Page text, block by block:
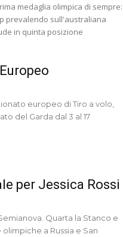
medaglia olimpica di sempre:
prevalendo sull'australiana
in quinta posizione
europeo di Tiro a volo,
del Garda dal 3 al 17
per Jessica Rossi
Quarta la Stanco e
a Russia e San